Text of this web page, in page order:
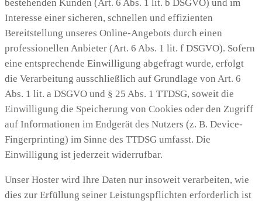
bestehenden Kunden (Art. 6 Abs. 1 lit. b DSGVO) und im
Interesse einer sicheren, schnellen und effizienten
Bereitstellung unseres Online-Angebots durch einen
professionellen Anbieter (Art. 6 Abs. 1 lit. f DSGVO). Sofern
eine entsprechende Einwilligung abgefragt wurde, erfolgt
die Verarbeitung ausschließlich auf Grundlage von Art. 6
Abs. 1 lit. a DSGVO und § 25 Abs. 1 TTDSG, soweit die
Einwilligung die Speicherung von Cookies oder den Zugriff
auf Informationen im Endgerät des Nutzers (z. B. Device-
Fingerprinting) im Sinne des TTDSG umfasst. Die
Einwilligung ist jederzeit widerrufbar.
Unser Hoster wird Ihre Daten nur insoweit verarbeiten, wie
dies zur Erfüllung seiner Leistungspflichten erforderlich ist